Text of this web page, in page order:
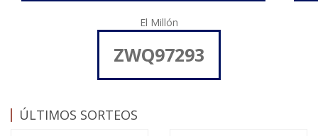
El Millón
ZWQ97293
ÚLTIMOS SORTEOS